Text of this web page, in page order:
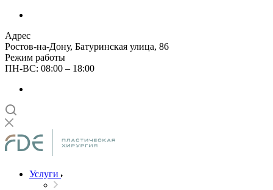
Адрес
Ростов-на-Дону, Батуринская улица, 86
Режим работы
ПН-ВС: 08:00 – 18:00
Услуги